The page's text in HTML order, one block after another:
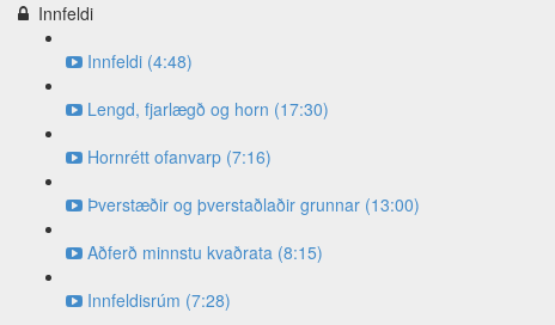
Innfeldi
Innfeldi (4:48)
Lengd, fjarlægð og horn (17:30)
Hornrétt ofanvarp (7:16)
Þverstæðir og þverstaðlaðir grunnar (13:00)
Aðferð minnstu kvaðrata (8:15)
Innfeldisrúm (7:28)